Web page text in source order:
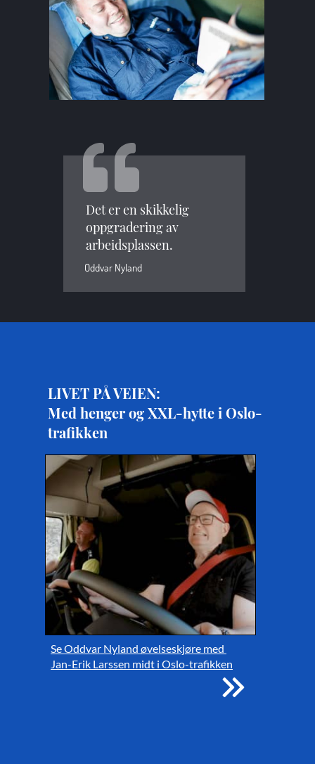
Det er en skikkelig
oppgradering av
arbeidsplassen.
Oddvar Nyland
LIVET PÅ VEIEN:
Med henger og XXL-hytte i Oslo-
trafikken
Se Oddvar Nyland øvelseskjøre med
Jan-Erik Larssen midt i Oslo-trafikken